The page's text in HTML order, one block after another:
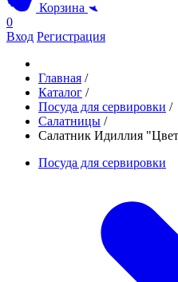
Корзина
0
Вход Регистрация
Главная /
Каталог /
Посуда для сервировки /
Салатницы /
Салатник Идиллия
Посуда для сервировки